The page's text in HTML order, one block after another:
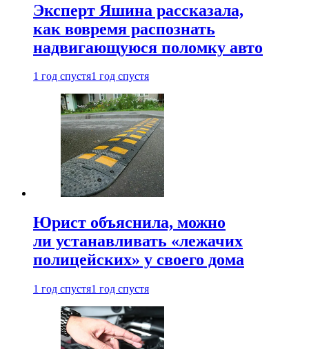
Эксперт Яшина рассказала,
как вовремя распознать
надвигающуюся поломку авто
1 год спустя1 год спустя
Юрист объяснила, можно
ли устанавливать «лежачих
полицейских» у своего дома
1 год спустя1 год спустя